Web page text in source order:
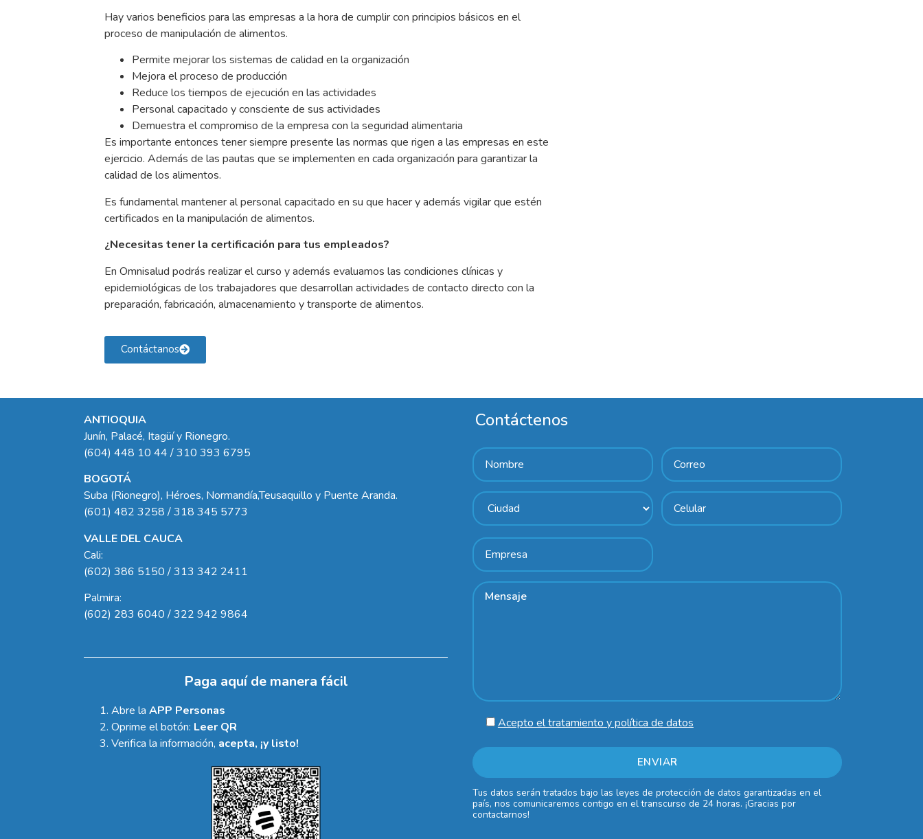
Hay varios beneficios para las empresas a la hora de cumplir con principios básicos en el
proceso de manipulación de alimentos.
Permite mejorar los sistemas de calidad en la organización
Mejora el proceso de producción
Reduce los tiempos de ejecución en las actividades
Personal capacitado y consciente de sus actividades
Demuestra el compromiso de la empresa con la seguridad alimentaria
Es importante entonces tener siempre presente las normas que rigen a las empresas en este
ejercicio. Además de las pautas que se implementen en cada organización para garantizar la
calidad de los alimentos.
Es fundamental mantener al personal capacitado en su que hacer y además vigilar que estén
certificados en la manipulación de alimentos.
¿Necesitas tener la certificación para tus empleados?
En Omnisalud podrás realizar el curso y además evaluamos las condiciones clínicas y
epidemiológicas de los trabajadores que desarrollan actividades de contacto directo con la
preparación, fabricación, almacenamiento y transporte de alimentos.
Contáctanos
ANTIOQUIA
Junín, Palacé, Itagüí y Rionegro.
(604) 448 10 44 / 310 393 6795
BOGOTÁ
Suba (Rionegro), Héroes, Normandía,Teusaquillo y Puente Aranda.
(601) 482 3258 / 318 345 5773
VALLE DEL CAUCA
Cali:
(602) 386 5150 / 313 342 2411
Palmira:
(602) 283 6040 / 322 942 9864
Paga aquí de manera fácil
Abre la APP Personas
Oprime el botón: Leer QR
Verifica la información, acepta, ¡y listo!
Contáctenos
Acepto el tratamiento y política de datos
Tus datos serán tratados bajo las leyes de protección de datos garantizadas en el
país, nos comunicaremos contigo en el transcurso de 24 horas. ¡Gracias por
contactarnos!